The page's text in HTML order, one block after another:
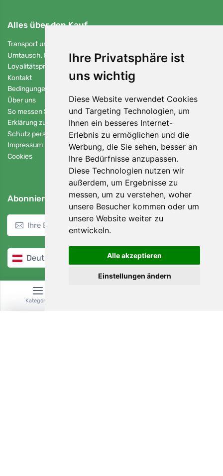
Ihre Privatsphäre ist
uns wichtig
Diese Website verwendet Cookies
und Targeting Technologien, um
Ihnen ein besseres Internet-
Erlebnis zu ermöglichen und die
Werbung, die Sie sehen, besser an
Ihre Bedürfnisse anzupassen.
Diese Technologien nutzen wir
außerdem, um Ergebnisse zu
messen, um zu verstehen, woher
unsere Besucher kommen oder um
unsere Website weiter zu
entwickeln.
Alle akzeptieren
Einstellungen ändern
Alles über den Kauf
Transport und Bezahlung
Umtausch, Rückgabe und Reklamation
Loyalitätsprogramm Ferwer
Kontakt
Bedingungen und Konditionen
Über uns
So messen Sie die Länge des Fußes
Erklärung zur Verwendung von Cookies
Schutz personenbezogener Daten
Impressum
Cookies
Abonnieren Sie unseren Newsletter
Deutsch / EUR
Kategorie